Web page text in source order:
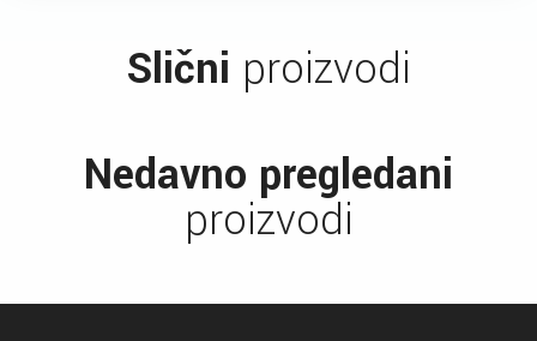
Slični proizvodi
Nedavno pregledani
proizvodi